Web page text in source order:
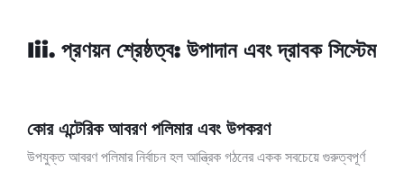
Iii. প্রণয়ন শ্রেষ্ঠত্ব: উপাদান এবং দ্রাবক সিস্টেম
কোর এন্টেরিক আবরণ পলিমার এবং উপকরণ
উপযুক্ত আবরণ পলিমার নির্বাচন হল আন্ত্রিক গঠনের একক সবচেয়ে গুরুত্বপূর্ণ